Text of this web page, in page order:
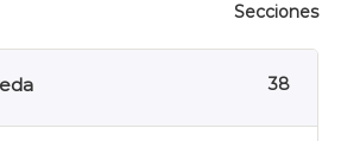
Secciones
38